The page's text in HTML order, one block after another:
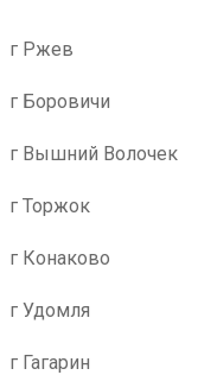
г Ржев
г Боровичи
г Вышний Волочек
г Торжок
г Конаково
г Удомля
г Гагарин